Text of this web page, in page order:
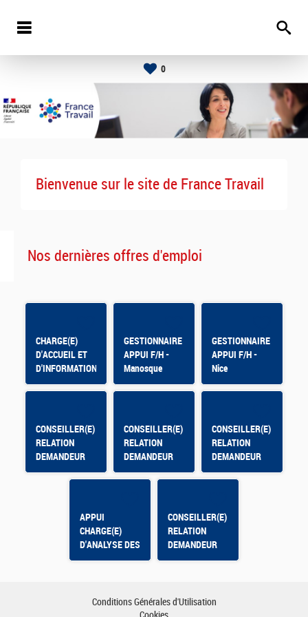
0
Bienvenue sur le site de France Travail
Nos dernières offres d'emploi
CHARGE(E)
D'ACCUEIL ET
D'INFORMATION
GESTIONNAIRE
APPUI F/H -
Manosque
GESTIONNAIRE
APPUI F/H -
Nice
CONSEILLER(E)
RELATION
DEMANDEUR
D'EMPLOI -
CONSEILLER(E)
RELATION
DEMANDEUR
D'EMPLOI
CONSEILLER(E)
RELATION
DEMANDEUR
D'EMPLOI -
Montpellier Mas
APPUI
CHARGE(E)
D'ANALYSE DES
DONNEES DE
APPRENTISSAGE
CONSEILLER(E)
RELATION
DEMANDEUR
D'EMPLOI
Conditions Générales d'Utilisation